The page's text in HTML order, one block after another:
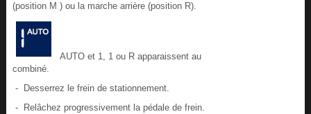
(position M ) ou la marche arrière (position R).
AUTO et 1, 1 ou R apparaissent au
combiné.
- Desserrez le frein de stationnement.
- Relâchez progressivement la pédale de frein.